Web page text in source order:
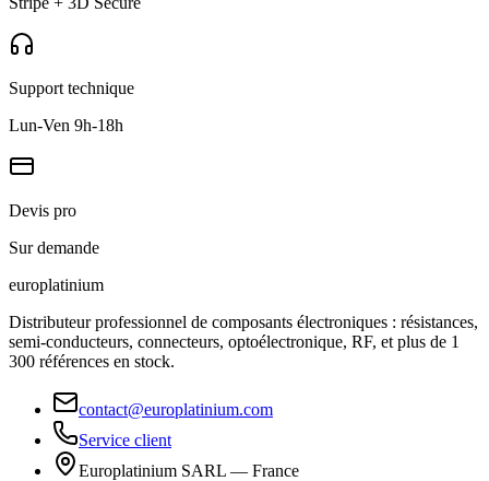
Support technique
Lun-Ven 9h-18h
Devis pro
Sur demande
europlatinium
Distributeur professionnel de composants électroniques : résistances,
semi-conducteurs, connecteurs, optoélectronique, RF, et plus de 1
300 références en stock.
contact@europlatinium.com
Service client
Europlatinium SARL — France